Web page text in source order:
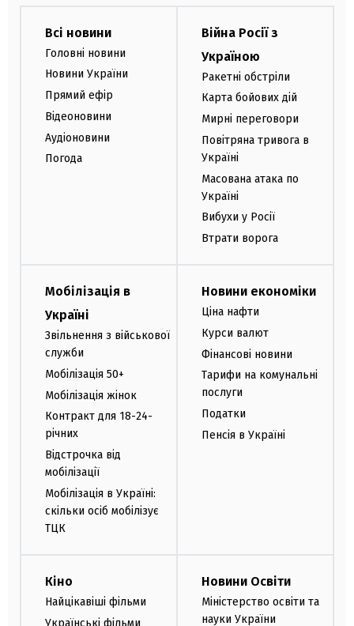
Всі новини
Головні новини
Новини України
Прямий ефір
Відеоновини
Аудіоновини
Погода
Війна Росії з
Україною
Ракетні обстріли
Карта бойових дій
Мирні переговори
Повітряна тривога в
Україні
Масована атака по
Україні
Вибухи у Росії
Втрати ворога
Мобілізація в
Україні
Звільнення з військової
служби
Мобілізація 50+
Мобілізація жінок
Контракт для 18-24-
річних
Відстрочка від
мобілізації
Мобілізація в Україні:
скільки осіб мобілізує
ТЦК
Новини економіки
Ціна нафти
Курси валют
Фінансові новини
Тарифи на комунальні
послуги
Податки
Пенсія в Україні
Кіно
Найцікавіші фільми
Українські фільми
Новини Освіти
Міністерство освіти та
науки України